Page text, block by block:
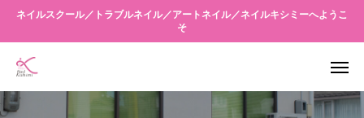
ネイルスクール／トラブルネイル／アートネイル／ネイルキシミーへようこ
そ
WEB予約 アクセス